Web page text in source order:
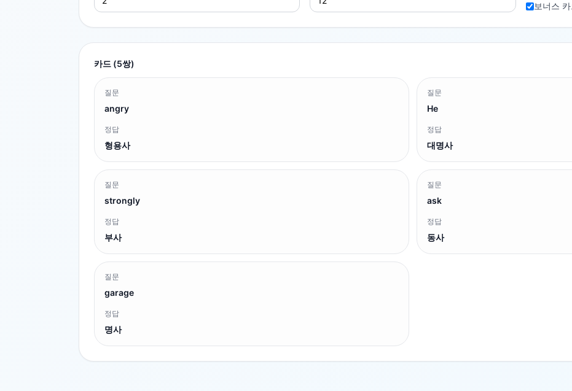
보너스
카드 (5쌍)
질문
angry
정답
형용사
질문
He
정답
대명사
질문
strongly
정답
부사
질문
ask
정답
동사
질문
garage
정답
명사